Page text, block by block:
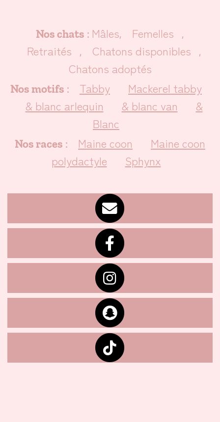
Nos chats : Mâles, Femelles ,
Retraités , Chatons disponibles ,
Chatons adoptés
Nos motifs : Tabby
Mackerel tabby
& blanc arlequin
& blanc van
&
Blanc
Nos races : Maine coon
Maine coon
polydactyle
Sphynx